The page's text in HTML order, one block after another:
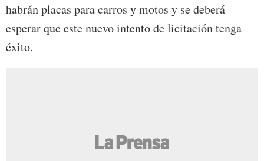
habrán placas para carros y motos y se deberá
esperar que este nuevo intento de licitación tenga
éxito.